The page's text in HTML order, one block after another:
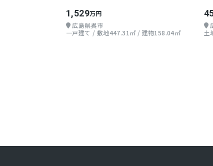
1,529万円
広島県呉市
一戸建て / 敷地447.31㎡ / 建物158.04㎡
土